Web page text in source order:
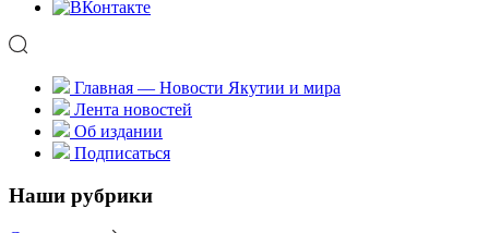
Главная — Новости Якутии и мира
Лента новостей
Об издании
Подписаться
Наши рубрики